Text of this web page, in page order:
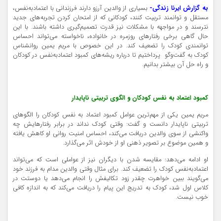
به گزارش ایرنا زندگی-بسیاری از والدین آرزو دارند فرزندانی با اعتمادبه‌نفس،
مستقل و توانمند تربیت کنند، کودکانی که از امتحان کردن تجربه‌های جدید
نترسند و در مواجهه با مشکلات نیز قدرت تصمیم‌گیری داشته باشند. با این
حال گاهی برخی رفتارهای روزمره در خانواده، ناخواسته می‌تواند احساس
توانمندی کودک را تضعیف کند. در این خصوص با مریم یمین روانشناس
کودک به گفت‌وگو پرداختیم تا درباره ریشه‌های کمبود اعتمادبه‌نفس در کودکان
و راه حل آن بیشتر بدانیم.
کمبود اعتماد به نفس کودکان و الگوی تربیتی ناپایدار
مریم یمین یکی از مهم‌ترین عوامل کمبود اعتماد به نفس کودکان را الگوهای
تربیتی ناپایدار دانست و گفت: وقتی کودک نداند در برابر رفتارهایش چه
واکنشی از سوی والدین دریافت می‌کند، احساس امنیت روانی او کاهش یافته
و همین موضوع بر تصویر ذهنی او از خودش اثر می‌گذارد.
او ادامه می‌دهد: مقایسه شدن با دیگران نیز از عواملی است که می‌تواند
اعتمادبه‌نفس کودک را تضعیف کند. برای مثال وقتی والدین مدام به فرزند خود
می‌گویند ببین خواهرت چقدر زود تکالیفش را انجام می‌دهد یا دوستت در
کلاس اول شد، کودک به تدریج این پیام را دریافت می‌کند که به اندازه کافی
خوب نیست.